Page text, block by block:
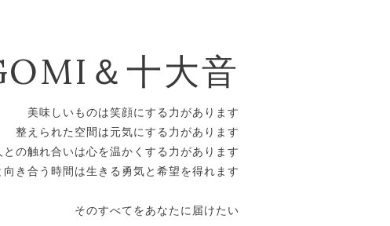
＆十大音
美味しいものは笑顔にする力があります
整えられた空間は元気にする力があります
との触れ合いは心を温かくする力があります
向き合う時間は生きる勇気と希望を得れます
そのすべてをあなたに届けたい